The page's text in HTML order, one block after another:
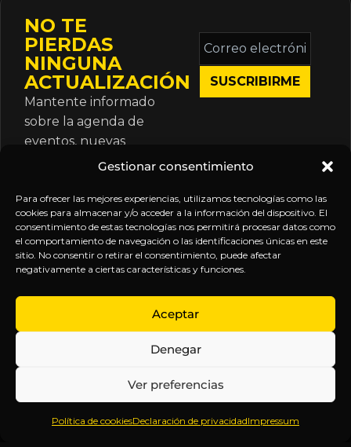
Gestionar consentimiento
Para ofrecer las mejores experiencias, utilizamos tecnologías como las
cookies para almacenar y/o acceder a la información del dispositivo. El
consentimiento de estas tecnologías nos permitirá procesar datos como
el comportamiento de navegación o las identificaciones únicas en este
sitio. No consentir o retirar el consentimiento, puede afectar
negativamente a ciertas características y funciones.
Aceptar
Denegar
Ver preferencias
Política de cookiesDeclaración de privacidadImpressum
NO TE
PIERDAS
NINGUNA
ACTUALIZACIÓN
Mantente informado
sobre la agenda de
eventos, nuevas
publicaciones y
suscripción.
Correo
electrónico
*
Inteligencia
Anticipándonos
EXPLORA
Inicio
Sobre
Contenido
Webinars
LEGAL
Política
de
Términos y
Aviso
SÍGUENOS